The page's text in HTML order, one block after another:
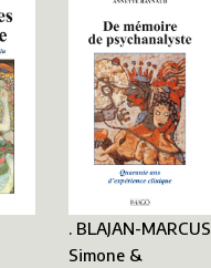
. BLAJAN-MARCUS
Simone &